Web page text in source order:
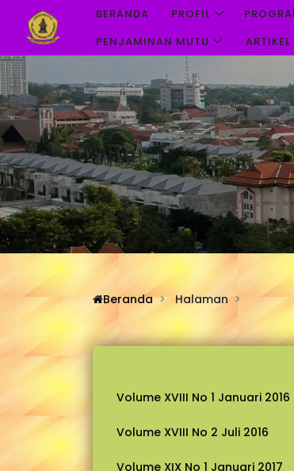
BERANDA PROFIL
PENJAMINAN MUTU
ARTIKEL
Beranda Halaman
Volume XVIII No 1 Januari 2016
Volume XVIII No 2 Juli 2016
Volume XIX No 1 Januari 2017